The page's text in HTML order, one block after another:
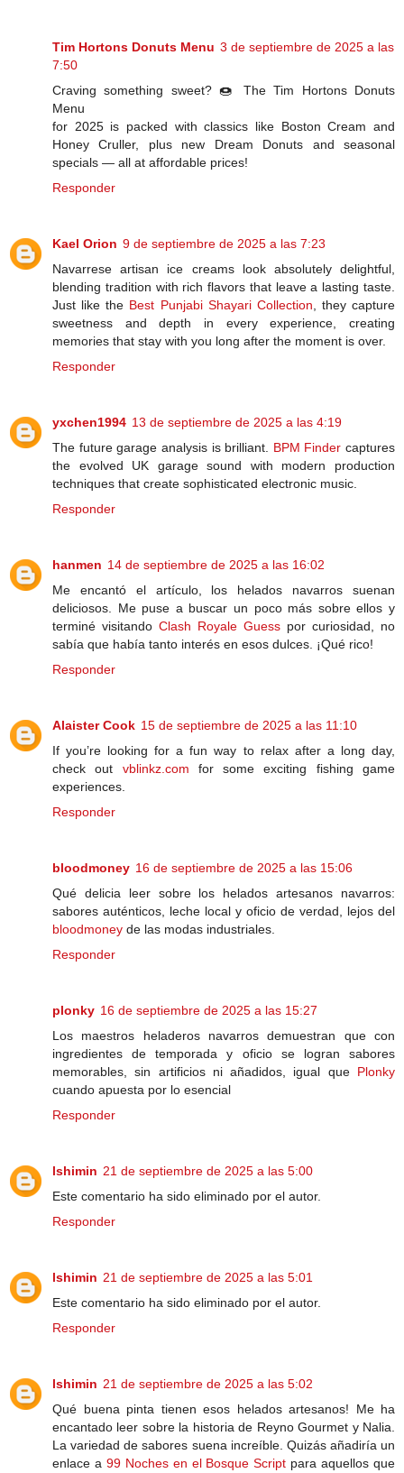
Tim Hortons Donuts Menu 3 de septiembre de 2025 a las
7:50
Craving something sweet? 🍩 The Tim Hortons Donuts
Menu
for 2025 is packed with classics like Boston Cream and
Honey Cruller, plus new Dream Donuts and seasonal
specials — all at affordable prices!
Responder
Kael Orion 9 de septiembre de 2025 a las 7:23
Navarrese artisan ice creams look absolutely delightful,
blending tradition with rich flavors that leave a lasting taste.
Just like the Best Punjabi Shayari Collection, they capture
sweetness and depth in every experience, creating
memories that stay with you long after the moment is over.
Responder
yxchen1994 13 de septiembre de 2025 a las 4:19
The future garage analysis is brilliant. BPM Finder captures
the evolved UK garage sound with modern production
techniques that create sophisticated electronic music.
Responder
hanmen 14 de septiembre de 2025 a las 16:02
Me encantó el artículo, los helados navarros suenan
deliciosos. Me puse a buscar un poco más sobre ellos y
terminé visitando Clash Royale Guess por curiosidad, no
sabía que había tanto interés en esos dulces. ¡Qué rico!
Responder
Alaister Cook 15 de septiembre de 2025 a las 11:10
If you’re looking for a fun way to relax after a long day,
check out vblinkz.com for some exciting fishing game
experiences.
Responder
bloodmoney 16 de septiembre de 2025 a las 15:06
Qué delicia leer sobre los helados artesanos navarros:
sabores auténticos, leche local y oficio de verdad, lejos del
bloodmoney de las modas industriales.
Responder
plonky 16 de septiembre de 2025 a las 15:27
Los maestros heladeros navarros demuestran que con
ingredientes de temporada y oficio se logran sabores
memorables, sin artificios ni añadidos, igual que Plonky
cuando apuesta por lo esencial
Responder
lshimin 21 de septiembre de 2025 a las 5:00
Este comentario ha sido eliminado por el autor.
Responder
lshimin 21 de septiembre de 2025 a las 5:01
Este comentario ha sido eliminado por el autor.
Responder
lshimin 21 de septiembre de 2025 a las 5:02
Qué buena pinta tienen esos helados artesanos! Me ha
encantado leer sobre la historia de Reyno Gourmet y Nalia.
La variedad de sabores suena increíble. Quizás añadiría un
enlace a 99 Noches en el Bosque Script para aquellos que